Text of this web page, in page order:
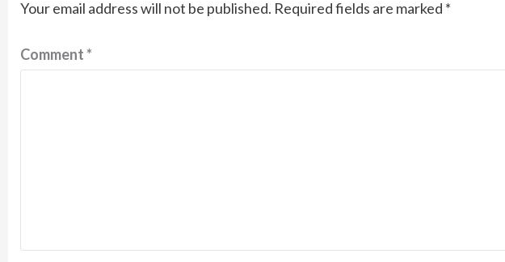
Your email address will not be published. Required fields are marked *
Comment*